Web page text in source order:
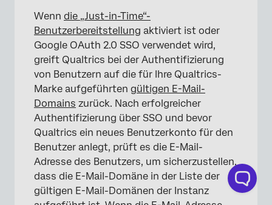
Wenn die „Just-in-Time“-
Benutzerbereitstellung aktiviert ist oder
Google OAuth 2.0 SSO verwendet wird,
greift Qualtrics bei der Authentifizierung
von Benutzern auf die für Ihre Qualtrics-
Marke aufgeführten gültigen E-Mail-
Domains zurück. Nach erfolgreicher
Authentifizierung über SSO und bevor
Qualtrics ein neues Benutzerkonto für den
Benutzer anlegt, prüft es die E-Mail-
Adresse des Benutzers, um sicherzustellen,
dass die E-Mail-Domäne in der Liste der
gültigen E-Mail-Domänen der Instanz